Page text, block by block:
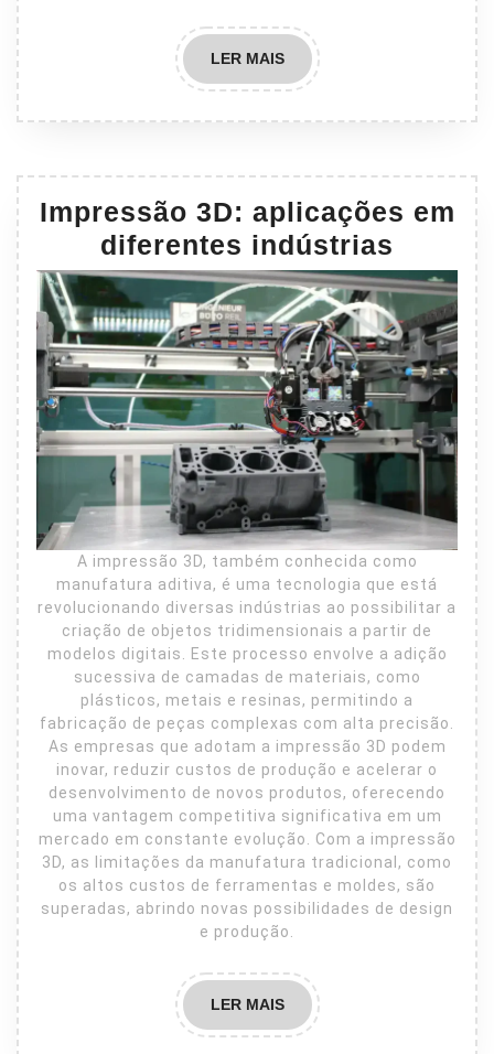
LER MAISLER
MAIS
Impressão 3D: aplicações em
diferentes indústrias
A impressão 3D, também conhecida como
manufatura aditiva, é uma tecnologia que está
revolucionando diversas indústrias ao possibilitar a
criação de objetos tridimensionais a partir de
modelos digitais. Este processo envolve a adição
sucessiva de camadas de materiais, como
plásticos, metais e resinas, permitindo a
fabricação de peças complexas com alta precisão.
As empresas que adotam a impressão 3D podem
inovar, reduzir custos de produção e acelerar o
desenvolvimento de novos produtos, oferecendo
uma vantagem competitiva significativa em um
mercado em constante evolução. Com a impressão
3D, as limitações da manufatura tradicional, como
os altos custos de ferramentas e moldes, são
superadas, abrindo novas possibilidades de design
e produção.
LER MAISLER
MAIS